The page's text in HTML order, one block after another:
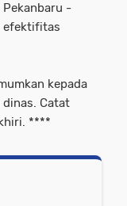
Pekanbaru -
efektifitas
kepada
Catat
****